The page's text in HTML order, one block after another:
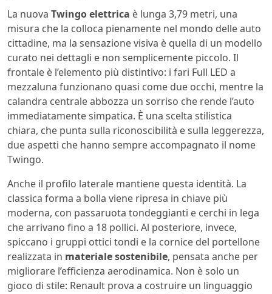
La nuova Twingo elettrica è lunga 3,79 metri, una
misura che la colloca pienamente nel mondo delle auto
cittadine, ma la sensazione visiva è quella di un modello
curato nei dettagli e non semplicemente piccolo. Il
frontale è l’elemento più distintivo: i fari Full LED a
mezzaluna funzionano quasi come due occhi, mentre la
calandra centrale abbozza un sorriso che rende l’auto
immediatamente simpatica. È una scelta stilistica
chiara, che punta sulla riconoscibilità e sulla leggerezza,
due aspetti che hanno sempre accompagnato il nome
Twingo.
Anche il profilo laterale mantiene questa identità. La
classica forma a bolla viene ripresa in chiave più
moderna, con passaruota tondeggianti e cerchi in lega
che arrivano fino a 18 pollici. Al posteriore, invece,
spiccano i gruppi ottici tondi e la cornice del portellone
realizzata in materiale sostenibile, pensata anche per
migliorare l’efficienza aerodinamica. Non è solo un
gioco di stile: Renault prova a costruire un linguaggio